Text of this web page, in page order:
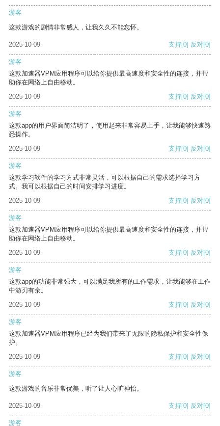
游客
这款游戏的剧情非常感人，让我久久不能忘怀。
2025-10-09 支持[0] 反对[0]
游客
这款加速器VPM应用程序可以给你提供最高速度和安全性的连接，并帮
助你在网络上自由移动。
2025-10-09
支持[0] 反对[0]
游客
这款app的用户界面简洁明了，使用起来非常容易上手，让我能够快速熟
悉操作。
2025-10-09
支持[0] 反对[0]
游客
这款学习软件的学习方式非常灵活，可以根据自己的需求选择学习方
式。我可以根据自己的时间安排学习进度。
2025-10-09
支持[0] 反对[0]
游客
这款加速器VPM应用程序可以给你提供最高速度和安全性的连接，并帮
助你在网络上自由移动。
2025-10-09
支持[0] 反对[0]
游客
这款app的功能非常强大，可以满足我所有的工作需求，让我能够在工作
中游刃有余。
2025-10-09
支持[0] 反对[0]
游客
这款加速器VPM应用程序已经为我们带来了无限的隐私保护和安全性保
护。
2025-10-09
支持[0] 反对[0]
游客
这款游戏的音乐非常优美，听了让人心旷神怡。
2025-10-09 支持[0] 反对[0]
游客